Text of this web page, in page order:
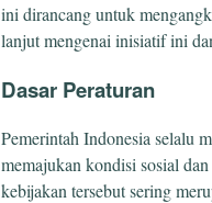
ini dirancang untuk
lanjut mengenai inisiatif ini
Dasar Peraturan
Pemerintah Indonesia selalu
memajukan kondisi sosial
kebijakan tersebut sering